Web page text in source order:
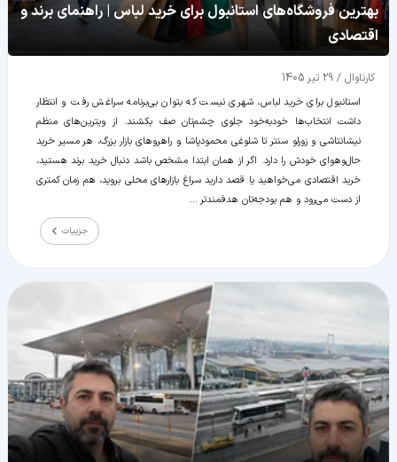
بهترین فروشگاه‌های استانبول برای خرید لباس | راهنمای برند و
اقتصادی
کارناوال / 29 تیر 1405
استانبول برای خرید لباس، شهری نیست که بتوان بی‌برنامه سراغش رفت و انتظار
داشت انتخاب‌ها خودبه‌خود جلوی چشم‌تان صف بکشند. از ویترین‌های منظم
نیشانتاشی و زورلو سنتر تا شلوغی محمودپاشا و راهروهای بازار بزرگ، هر مسیر خرید
حال‌وهوای خودش را دارد. اگر از همان ابتدا مشخص باشد دنبال خرید برند هستید،
خرید اقتصادی می‌خواهید یا قصد دارید سراغ بازارهای محلی بروید، هم زمان کمتری
از دست می‌رود و هم بودجه‌تان هدفمندتر ...
جزییات